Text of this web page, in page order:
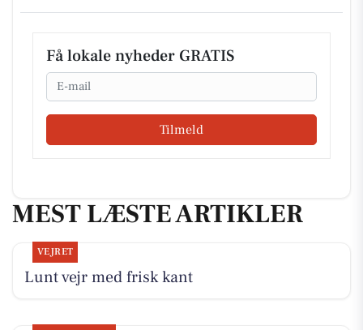
Få lokale nyheder GRATIS
Email
Tilmeld
MEST LÆSTE ARTIKLER
VEJRET
Lunt vejr med frisk kant